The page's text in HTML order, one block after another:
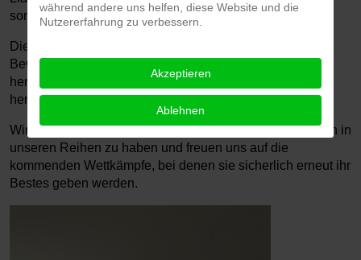
sondern auch das Trainerteam begeistert.
Die Erfolge von Eva, Mona und Lia sind nicht nur ein
Beweis für ihr individuelles Talent, sondern auch für die
hervorragende Trainingsarbeit, der in unserem Turngau
herrscht.
Wir sind sehr stolz darauf, solche talentierten Turnerinnen in
unseren Reihen zu haben und freuen uns auf die
kommenden Wettkämpfe, bei denen sie sicherlich erneut ihr
Bestes geben werden.
während andere uns helfen, diese Website und die
Nutzererfahrung zu verbessern.
Akzeptieren
Ablehnen